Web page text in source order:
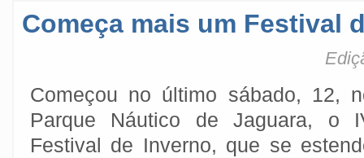
Começa mais um Festival
Começou no último sábado, 12,
Parque Náutico de Jaguara, o
Festival de Inverno, que se